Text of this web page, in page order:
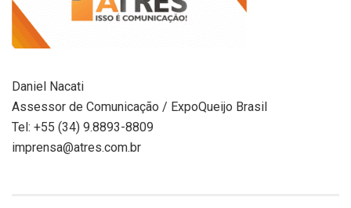
Daniel Nacati
Assessor de Comunicação / ExpoQueijo Brasil
Tel: +55 (34) 9.8893-8809
imprensa@atres.com.br